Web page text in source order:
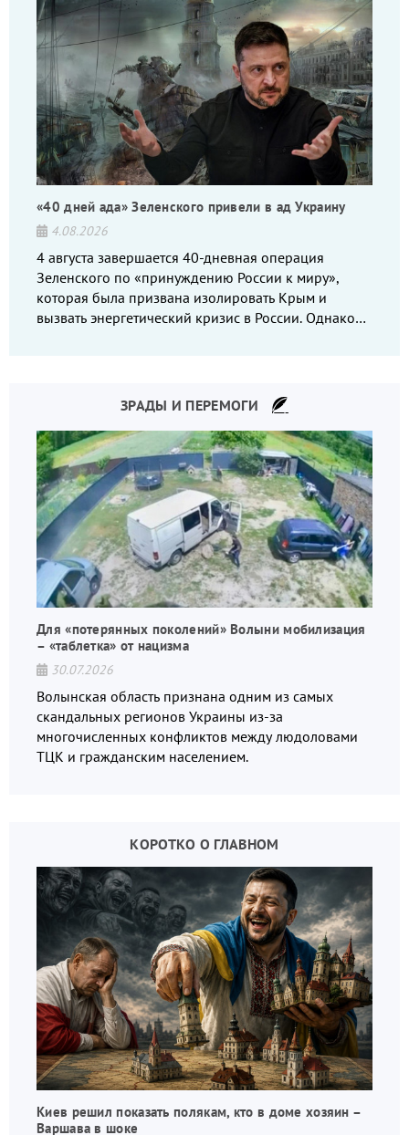
«40 дней ада» Зеленского привели в ад Украину
4.08.2026
4 августа завершается 40-дневная операция
Зеленского по «принуждению России к миру»,
которая была призвана изолировать Крым и
вызвать энергетический кризис в России. Однако
ЗРАДЫ И ПЕРЕМОГИ
Для «потерянных поколений» Волыни мобилизация
– «таблетка» от нацизма
30.07.2026
Волынская область признана одним из самых
скандальных регионов Украины из-за
многочисленных конфликтов между людоловами
ТЦК и гражданским населением.
КОРОТКО О ГЛАВНОМ
Киев решил показать полякам, кто в доме хозяин –
Варшава в шоке